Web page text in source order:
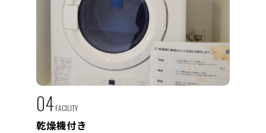
04 FACILITY
乾燥機付き